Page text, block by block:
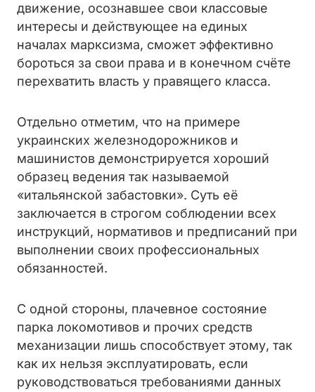
движение, осознавшее свои классовые
интересы и действующее на единых
началах марксизма, сможет эффективно
бороться за свои права и в конечном счёте
перехватить власть у правящего класса.
Отдельно отметим, что на примере
украинских железнодорожников и
машинистов демонстрируется хороший
образец ведения так называемой
«итальянской забастовки». Суть её
заключается в строгом соблюдении всех
инструкций, нормативов и предписаний при
выполнении своих профессиональных
обязанностей.
С одной стороны, плачевное состояние
парка локомотивов и прочих средств
механизации лишь способствует этому, так
как их нельзя эксплуатировать, если
руководствоваться требованиями данных